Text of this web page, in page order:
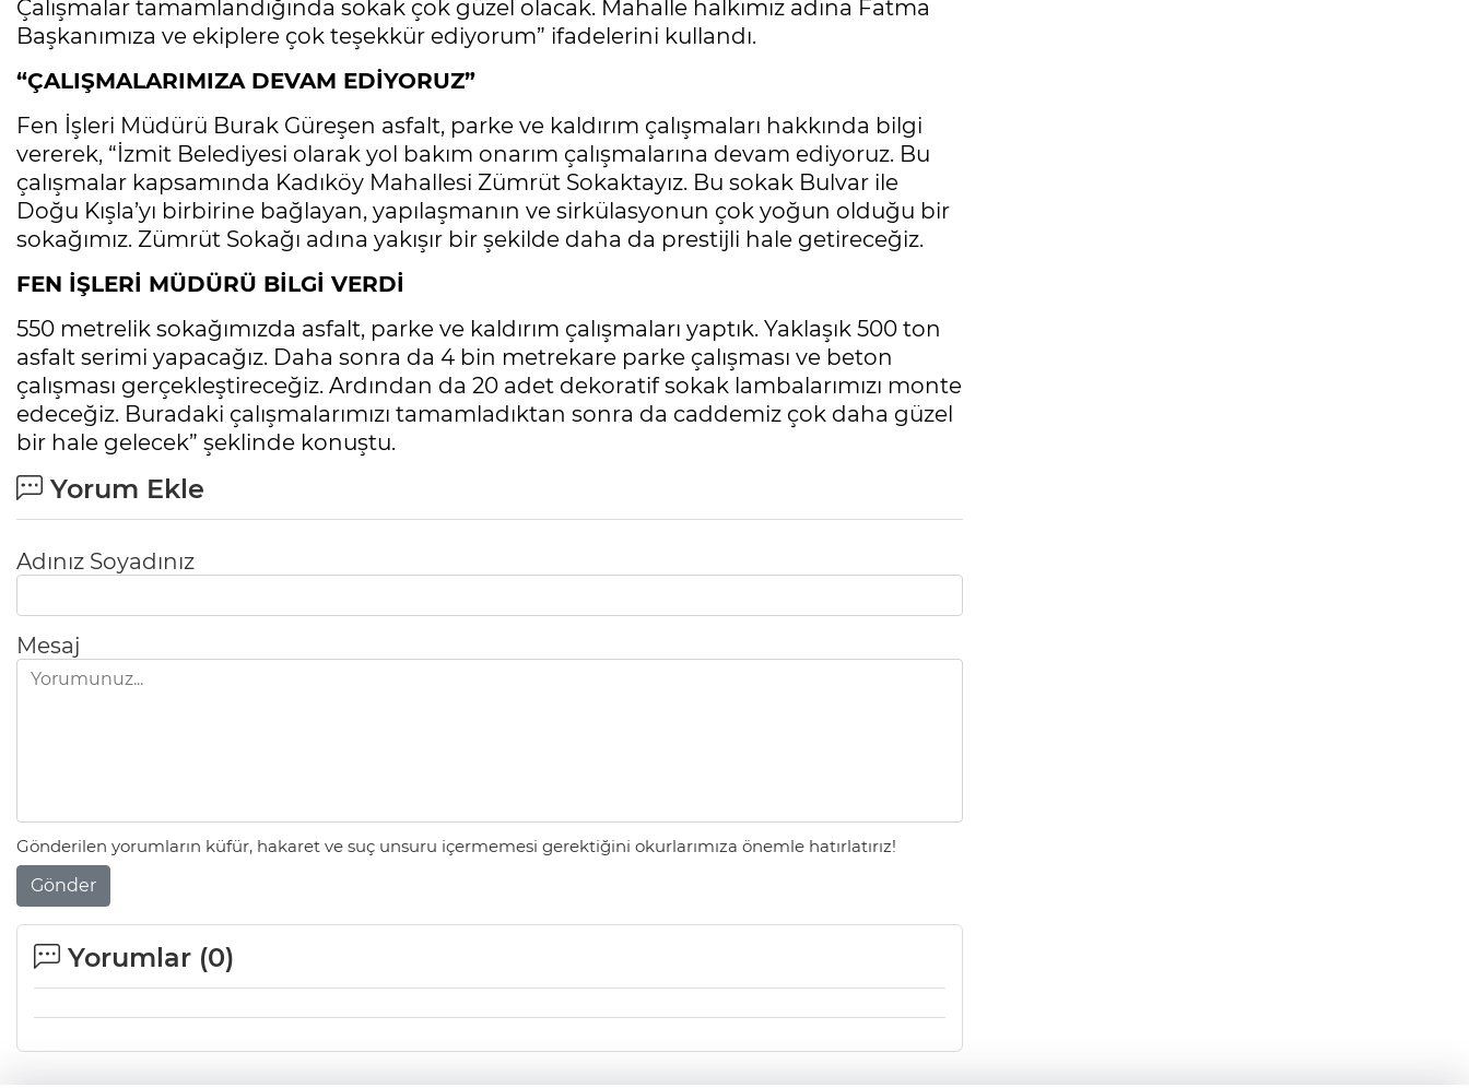
Çalışmalar tamamlandığında sokak çok güzel olacak. Mahalle halkımız adına Fatma
Başkanımıza ve ekiplere çok teşekkür ediyorum” ifadelerini kullandı.
“ÇALIŞMALARIMIZA DEVAM EDİYORUZ”
Fen İşleri Müdürü Burak Güreşen asfalt, parke ve kaldırım çalışmaları hakkında bilgi
vererek, “İzmit Belediyesi olarak yol bakım onarım çalışmalarına devam ediyoruz. Bu
çalışmalar kapsamında Kadıköy Mahallesi Zümrüt Sokaktayız. Bu sokak Bulvar ile
Doğu Kışla’yı birbirine bağlayan, yapılaşmanın ve sirkülasyonun çok yoğun olduğu bir
sokağımız. Zümrüt Sokağı adına yakışır bir şekilde daha da prestijli hale getireceğiz.
FEN İŞLERİ MÜDÜRÜ BİLGİ VERDİ
550 metrelik sokağımızda asfalt, parke ve kaldırım çalışmaları yaptık. Yaklaşık 500 ton
asfalt serimi yapacağız. Daha sonra da 4 bin metrekare parke çalışması ve beton
çalışması gerçekleştireceğiz. Ardından da 20 adet dekoratif sokak lambalarımızı monte
edeceğiz. Buradaki çalışmalarımızı tamamladıktan sonra da caddemiz çok daha güzel
bir hale gelecek” şeklinde konuştu.
Yorum Ekle
Adınız Soyadınız
Mesaj
Gönderilen yorumların küfür, hakaret ve suç unsuru içermemesi gerektiğini okurlarımıza önemle hatırlatırız!
Gönder
Yorumlar (0)